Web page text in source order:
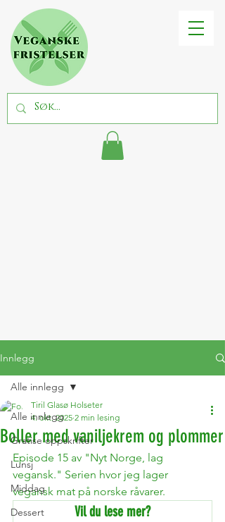
Innlegg
Alle innlegg
Gratise oppskrifter
Lunsj
Middag
Dessert
Alle innlegg
Boller med vaniljekrem og plommer
Tiril Glasø Holseter
4. okt. 2025 2 min lesing
Episode 15 av "Nyt Norge, lag
vegansk." Serien hvor jeg lager
vegansk mat på norske råvarer.
Vil du lese mer?